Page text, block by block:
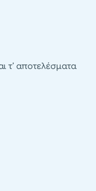
τ’ αποτελέσματα